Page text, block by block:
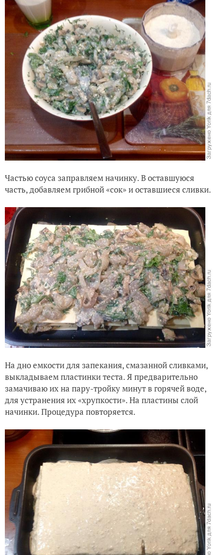
Частью соуса заправляем начинку. В оставшуюся
часть, добавляем грибной «сок» и оставшиеся сливки.
На дно емкости для запекания, смазанной сливками,
выкладываем пластинки теста. Я предварительно
замачиваю их на пару-тройку минут в горячей воде,
для устранения их «хрупкости». На пластины слой
начинки. Процедура повторяется.